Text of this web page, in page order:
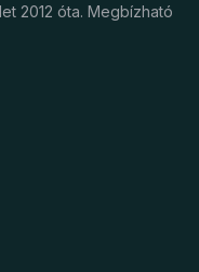
2012 óta. Megbízható